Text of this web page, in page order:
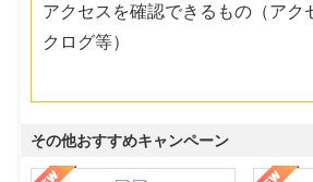
アクセスを確認できるもの（アク
クログ等）
その他おすすめキャンペーン